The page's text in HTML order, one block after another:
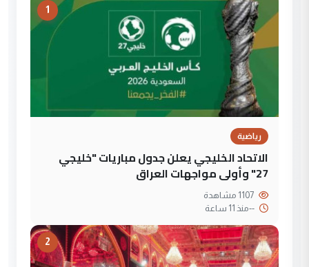
1
رياضية
الاتحاد الخليجي يعلن جدول مباريات "خليجي
27" وأولى مواجهات العراق
--منذ 11 ساعة
2